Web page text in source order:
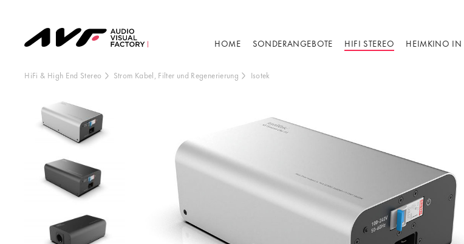
HOME SONDERANGEBOTE HIFI STEREO HEIMKINO IN
HiFi & High End Stereo Strom Kabel, Filter und Regenerierung Isotek